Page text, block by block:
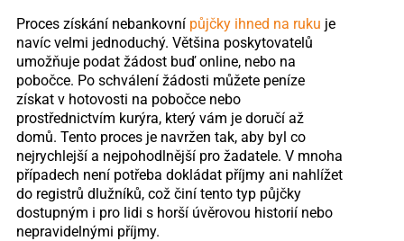
Proces získání nebankovní půjčky ihned na ruku je
navíc velmi jednoduchý. Většina poskytovatelů
umožňuje podat žádost buď online, nebo na
pobočce. Po schválení žádosti můžete peníze
získat v hotovosti na pobočce nebo
prostřednictvím kurýra, který vám je doručí až
domů. Tento proces je navržen tak, aby byl co
nejrychlejší a nejpohodlnější pro žadatele. V mnoha
případech není potřeba dokládat příjmy ani nahlížet
do registrů dlužníků, což činí tento typ půjčky
dostupným i pro lidi s horší úvěrovou historií nebo
nepravidelnými příjmy.